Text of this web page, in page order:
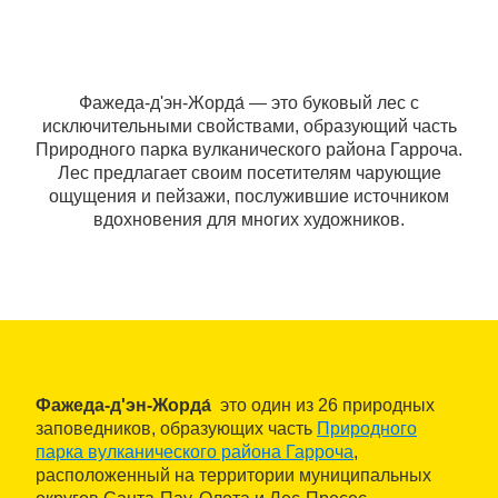
Фажеда-д'эн-Жорда́ — это буковый лес с
исключительными свойствами, образующий часть
Природного парка вулканического района Гарроча.
Лес предлагает своим посетителям чарующие
ощущения и пейзажи, послужившие источником
вдохновения для многих художников.
Фажеда-д'эн-Жорда́ это один из 26 природных
заповедников, образующих часть Природного
парка вулканического района Гарроча,
расположенный на территории муниципальных